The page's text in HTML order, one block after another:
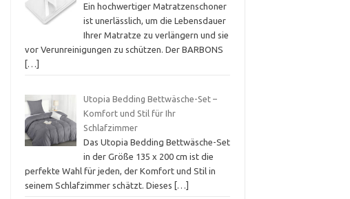
Ein hochwertiger Matratzenschoner
ist unerlässlich, um die Lebensdauer
Ihrer Matratze zu verlängern und sie
vor Verunreinigungen zu schützen. Der BARBONS
[…]
Utopia Bedding Bettwäsche-Set –
Komfort und Stil für Ihr
Schlafzimmer
Das Utopia Bedding Bettwäsche-Set
in der Größe 135 x 200 cm ist die
perfekte Wahl für jeden, der Komfort und Stil in
seinem Schlafzimmer schätzt. Dieses
[…]